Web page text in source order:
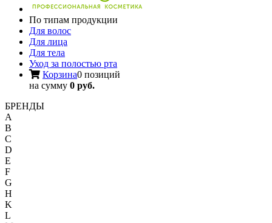
По типам продукции
Для волос
Для лица
Для тела
Уход за полостью рта
Корзина0 позиций
на сумму 0 руб.
БРЕНДЫ
A
B
C
D
E
F
G
H
K
L